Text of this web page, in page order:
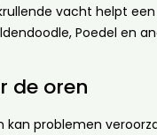
vacht helpt
Poedel en
de oren
problemen